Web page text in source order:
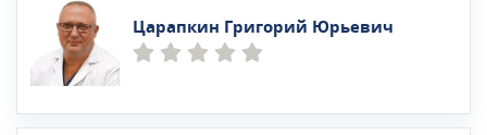
Царапкин Григорий Юрьевич